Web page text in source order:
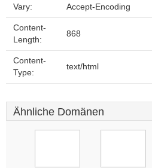
Vary: Accept-Encoding
Content-
Length:
868
Content-
Type:
text/html
Ähnliche Domänen